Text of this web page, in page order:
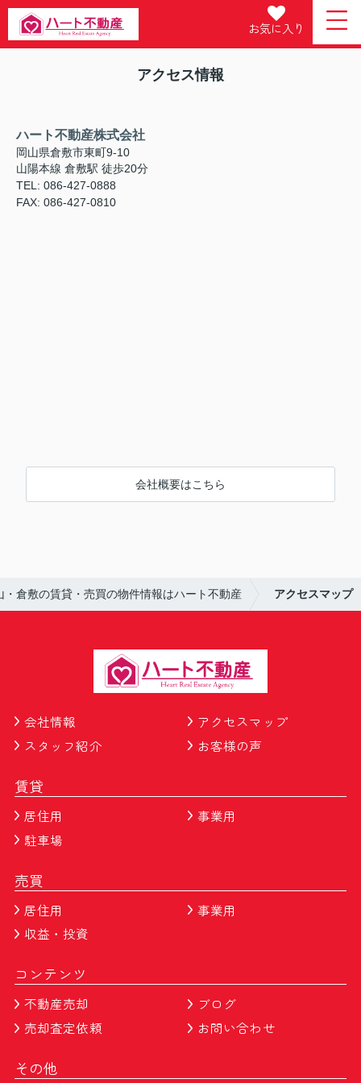
お気に入り
アクセス情報
ハート不動産株式会社
岡山県倉敷市東町9-10
山陽本線 倉敷駅 徒歩20分
TEL: 086-427-0888
FAX: 086-427-0810
会社概要はこちら
・倉敷の賃貸・売買の物件情報はハート不動産 アクセスマップ
会社情報
アクセスマップ
スタッフ紹介
お客様の声
賃貸
居住用
事業用
駐車場
売買
居住用
事業用
収益・投資
コンテンツ
不動産売却
ブログ
売却査定依頼
お問い合わせ
その他